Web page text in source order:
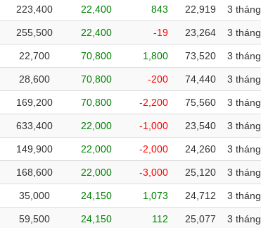
223,400 22,400 843 22,919 3 tháng
255,500 22,400 -19 23,264 3 tháng
22,700 70,800 1,800 73,520 3 tháng
28,600 70,800 -200 74,440 3 tháng
169,200 70,800 -2,200 75,560 3 tháng
633,400 22,000 -1,000 23,540 3 tháng
149,900 22,000 -2,000 24,260 3 tháng
168,600 22,000 -3,000 25,120 3 tháng
35,000 24,150 1,073 24,712 3 tháng
59,500 24,150 112 25,077 3 tháng